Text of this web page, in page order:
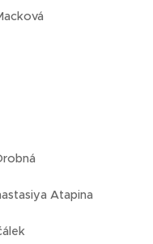
Atapina